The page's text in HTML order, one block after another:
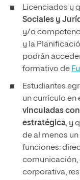
Licenciados y
Sociales y
y/o
y la
podrán
formativo de
Estudiantes
un currículo en
vinculadas
estratégica, y
de al menos
funciones:
comunicación,
corporativa,